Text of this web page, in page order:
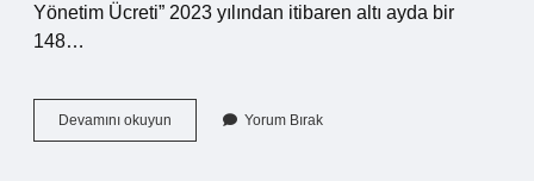
Yönetim Ücreti” 2023 yılından itibaren altı ayda bir
148…
Devamını okuyun
Hesabı
Yorum Bırak